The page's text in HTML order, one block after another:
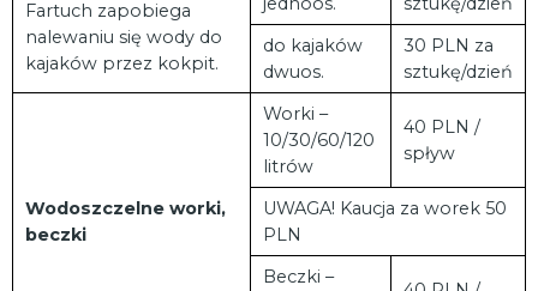
Fartuch zapobiega
nalewaniu się wody do
kajaków przez kokpit.
do kajaków
dwuos.
30 PLN za
sztukę/dzień
Wodoszczelne worki,
beczki
Worki –
10/30/60/120
litrów
40 PLN /
spływ
UWAGA! Kaucja za worek 50
PLN
Beczki –